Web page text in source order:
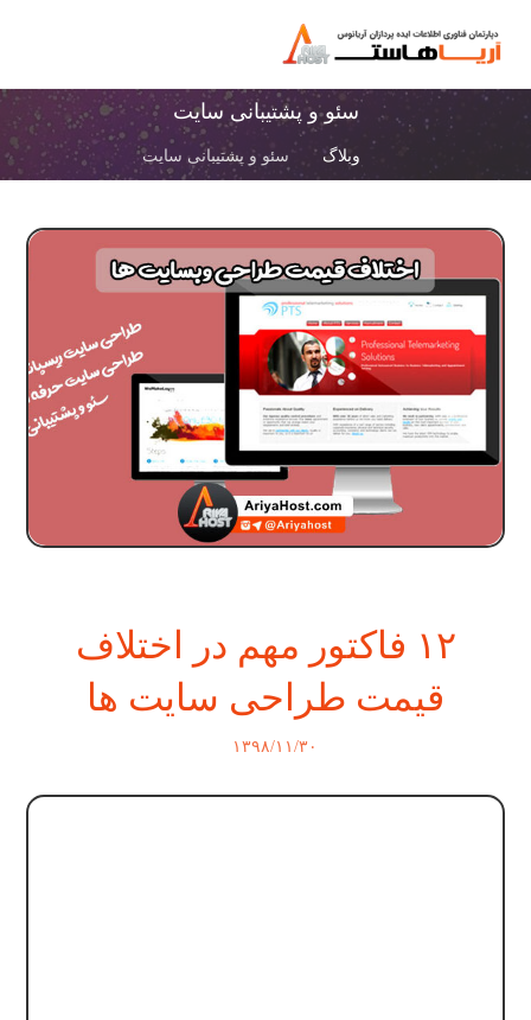
سئو و پشتیبانی سایت
وبلاگ سئو و پشتیبانی سایت
۱۲ فاکتور مهم در اختلاف
قیمت طراحی سایت ها
۱۳۹۸/۱۱/۳۰